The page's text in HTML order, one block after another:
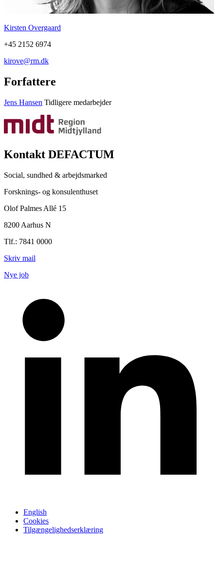
Kirsten Overgaard
+45 2152 6974
kirove@rm.dk
Forfattere
Jens Hansen Tidligere medarbejder
Kontakt DEFACTUM
Social, sundhed & arbejdsmarked
Forsknings- og konsulenthuset
Olof Palmes Allé 15
8200 Aarhus N
Tlf.: 7841 0000
Skriv mail
Nye job
English
Cookies
Tilgængelighedserklæring